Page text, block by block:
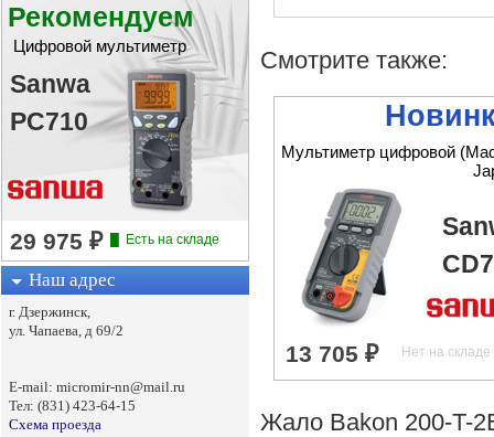
Рекомендуем
Цифровой мультиметр
Sanwa
PC710
Наш адрес
г. Дзержинск,
ул. Чапаева, д 69/2
E-mail: micromir-nn@mail.ru
Тел: (831) 423-64-15
Схема проезда
Смотрите также:
Мультиметр цифровой
Жало Bakon 200-T-